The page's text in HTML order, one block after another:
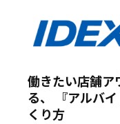
働きたい店舗ア
る、 『アルバ
くり方